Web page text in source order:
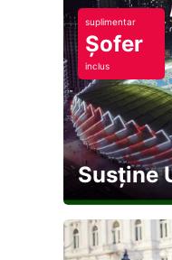
suplimentar
Șofer
inclus
Susține